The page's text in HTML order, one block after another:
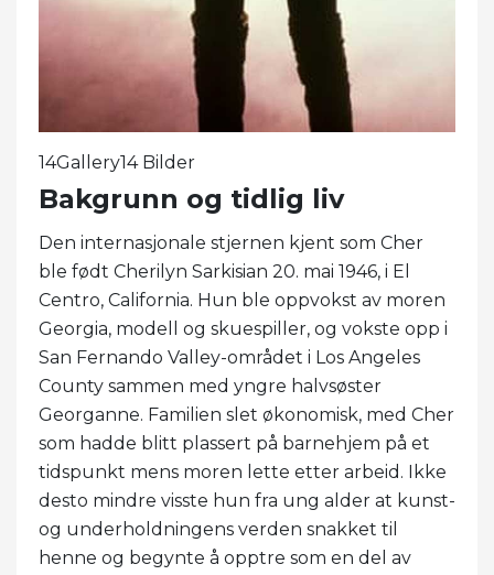
14Gallery14 Bilder
Bakgrunn og tidlig liv
Den internasjonale stjernen kjent som Cher
ble født Cherilyn Sarkisian 20. mai 1946, i El
Centro, California. Hun ble oppvokst av moren
Georgia, modell og skuespiller, og vokste opp i
San Fernando Valley-området i Los Angeles
County sammen med yngre halvsøster
Georganne. Familien slet økonomisk, med Cher
som hadde blitt plassert på barnehjem på et
tidspunkt mens moren lette etter arbeid. Ikke
desto mindre visste hun fra ung alder at kunst-
og underholdningens verden snakket til
henne og begynte å opptre som en del av